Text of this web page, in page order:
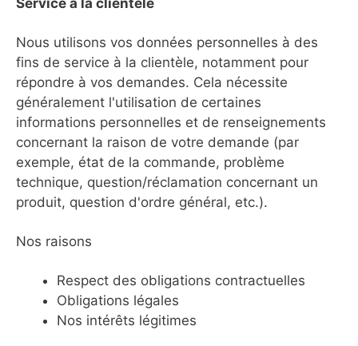
Service à la clientèle
Nous utilisons vos données personnelles à des
fins de service à la clientèle, notamment pour
répondre à vos demandes. Cela nécessite
généralement l'utilisation de certaines
informations personnelles et de renseignements
concernant la raison de votre demande (par
exemple, état de la commande, problème
technique, question/réclamation concernant un
produit, question d'ordre général, etc.).
Nos raisons
Respect des obligations contractuelles
Obligations légales
Nos intérêts légitimes